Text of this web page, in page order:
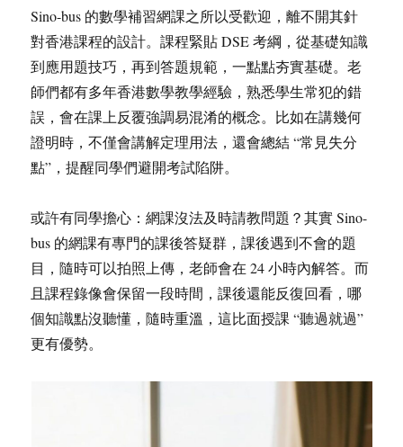
Sino-bus 的數學補習網課之所以受歡迎，離不開其針
對香港課程的設計。課程緊貼 DSE 考綱，從基礎知識
到應用題技巧，再到答題規範，一點點夯實基礎。老
師們都有多年香港數學教學經驗，熟悉學生常犯的錯
誤，會在課上反覆強調易混淆的概念。比如在講幾何
證明時，不僅會講解定理用法，還會總結 “常見失分
點”，提醒同學們避開考試陷阱。
或許有同學擔心：網課沒法及時請教問題？其實 Sino-
bus 的網課有專門的課後答疑群，課後遇到不會的題
目，隨時可以拍照上傳，老師會在 24 小時內解答。而
且課程錄像會保留一段時間，課後還能反復回看，哪
個知識點沒聽懂，隨時重溫，這比面授課 “聽過就過”
更有優勢。